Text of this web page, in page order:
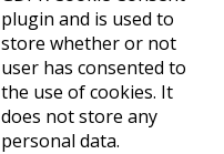
plugin and is used to
store whether or not
user has consented to
the use of cookies. It
does not store any
personal data.